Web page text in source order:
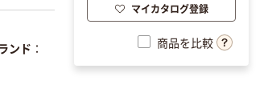
ンド
マイカタログ登録
商品を比較